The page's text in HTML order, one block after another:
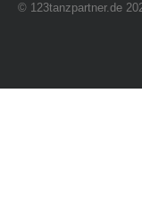
© 123tanzpartner.de